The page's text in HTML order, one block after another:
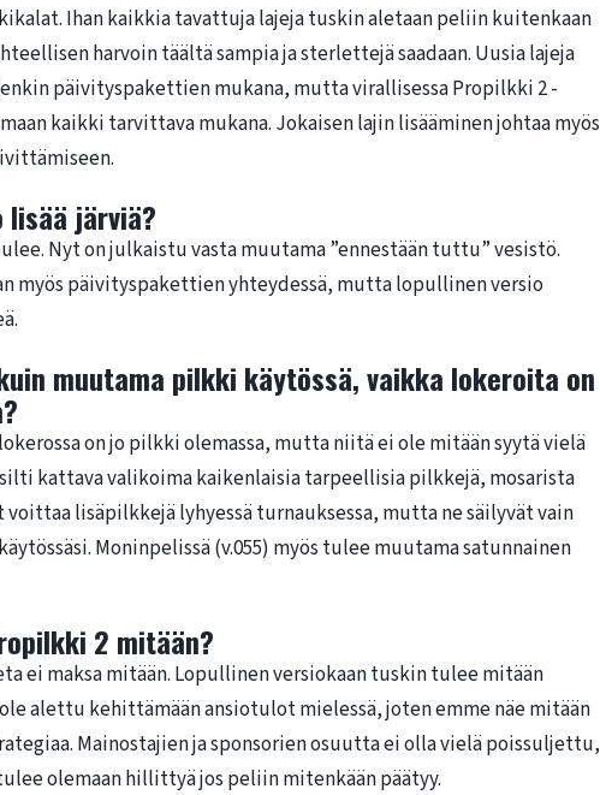
Ihan kaikkia tavattuja lajeja tuskin aletaan peliin kuitenkaan
harvoin täältä sampia ja sterlettejä saadaan. Uusia lajeja
päivityspakettien mukana, mutta virallisessa Propilkki 2 -
kaikki tarvittava mukana. Jokaisen lajin lisääminen johtaa myös
lisää järviä?
Nyt on julkaistu vasta muutama ”ennestään tuttu” vesistö.
myös päivityspakettien yhteydessä, mutta lopullinen versio
muutama pilkki käytössä, vaikka lokeroita on
on jo pilkki olemassa, mutta niitä ei ole mitään syytä vielä
kattava valikoima kaikenlaisia tarpeellisia pilkkejä, mosarista
lisäpilkkejä lyhyessä turnauksessa, mutta ne säilyvät vain
Moninpelissä (v.055) myös tulee muutama satunnainen
2 mitään?
ei maksa mitään. Lopullinen versiokaan tuskin tulee mitään
ole alettu kehittämään ansiotulot mielessä, joten emme näe mitään
Mainostajien ja sponsorien osuutta ei olla vielä poissuljettu,
olemaan hillittyä jos peliin mitenkään päätyy.